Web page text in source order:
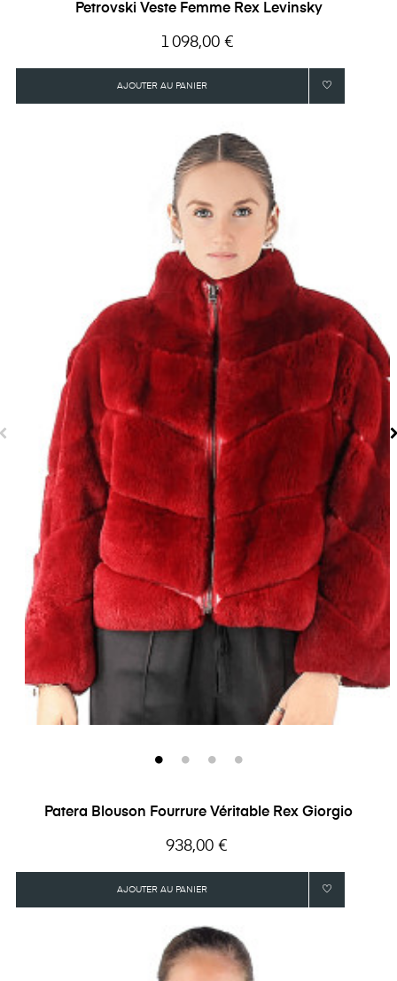
Petrovski Veste Femme Rex Levinsky
Prix
1 098,00 €
AJOUTER AU PANIER
Patera Blouson Fourrure Véritable Rex Giorgio
Prix
938,00 €
AJOUTER AU PANIER